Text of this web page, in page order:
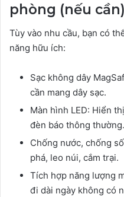
phòng (nếu cần)
Tùy vào nhu cầu, bạn có
năng hữu ích:
Sạc không dây
cần mang dây sạc.
Màn hình LED: Hiển
đèn báo thông thường.
Chống nước, chống
phá, leo núi, cắm trại.
Tích hợp năng lượng
đi dài ngày không có